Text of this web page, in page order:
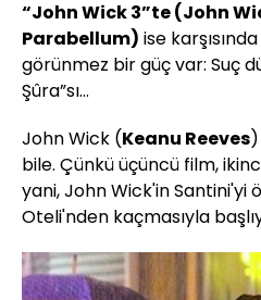
“John Wick 3”te (John
Parabellum) ise
görünmez bir güç var: Suç
Şûra”sı...
John Wick (Keanu Reeves
bile. Çünkü üçüncü film,
yani, John Wick'in Santini'yi
Oteli'nden kaçmasıyla